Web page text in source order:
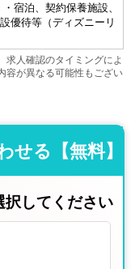
宿泊、契約保養施設、
優待等（ディズニーリ
人確認のタイミングによ
容が異なる可能性もござい
せる【無料】
択してください